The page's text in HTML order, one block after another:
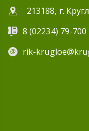
213188, г.
8 (02234) 79-700
rik-